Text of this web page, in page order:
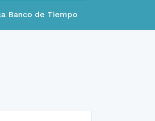
Banco de Tiempo